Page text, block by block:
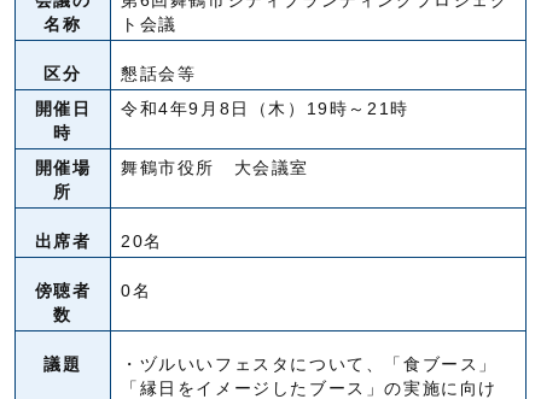
名称
ト会議
区分
懇話会等
開催日
時
令和4年9月8日（木）19時～21時
開催場
所
舞鶴市役所 大会議室
出席者 20名
傍聴者
数
0名
議題
・ヅルいいフェスタについて、「食ブース」
「縁日をイメージしたブース」の実施に向け